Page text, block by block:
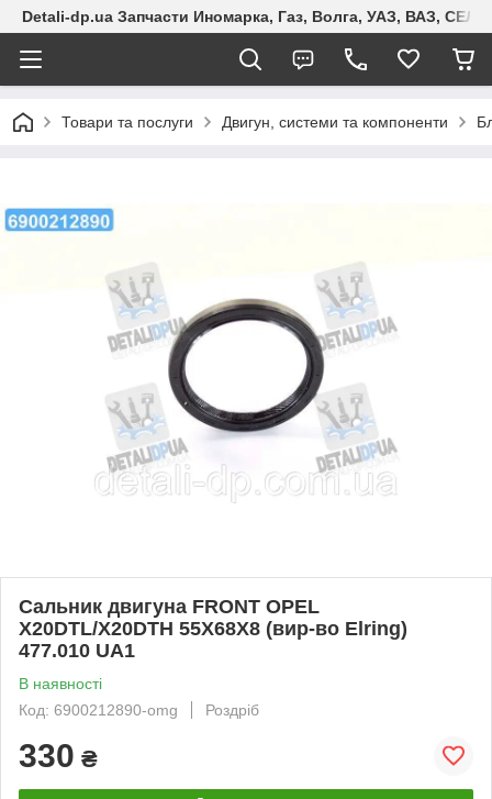
Detali-dp.ua Запчасти Иномарка, Газ, Волга, УАЗ, ВАЗ,
Товари та послуги Двигун, системи та компоненти
Сальник двигуна FRONT OPEL
X20DTL/X20DTH 55X68X8 (вир-во Elring)
477.010 UA1
В наявності
Код: 6900212890-omg
Роздріб
330 ₴